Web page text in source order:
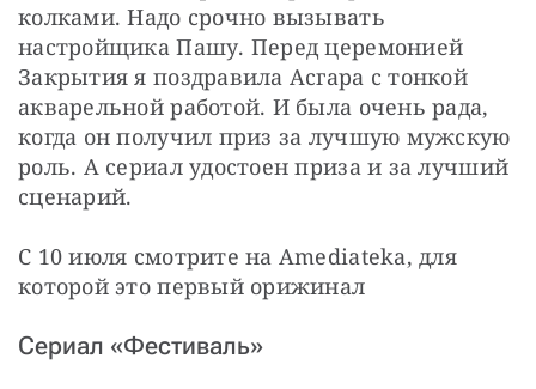
колками. Надо срочно вызывать
настройщика Пашу. Перед церемонией
Закрытия я поздравила Асгара с тонкой
акварельной работой. И была очень рада,
когда он получил приз за лучшую мужскую
роль. А сериал удостоен приза и за лучший
сценарий.
С 10 июля смотрите на Amediateka, для
которой это первый орижинал
Сериал «Фестиваль»